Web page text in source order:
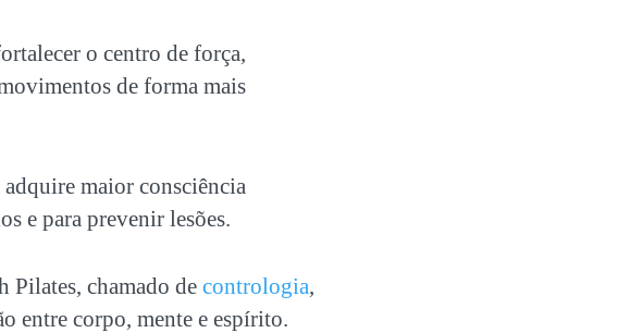
o centro de força,
de forma mais
maior consciência
e para prevenir lesões.
Pilates, chamado de contrologia,
entre corpo, mente e espírito.